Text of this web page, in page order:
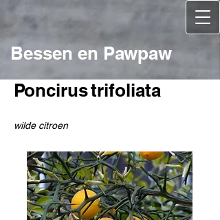
Bessen en Pawpaw
Poncirus trifoliata
wilde citroen